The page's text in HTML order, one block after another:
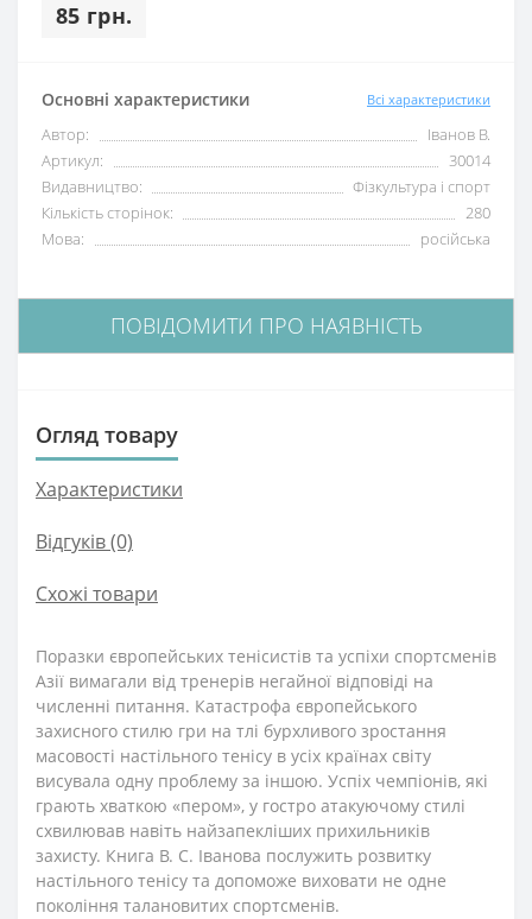
85 грн.
Основні характеристики Всі характеристики
Автор:
Іванов В.
Артикул:
30014
Видавництво:
Фізкультура і спорт
Кількість сторінок:
280
Мова:
російська
ПОВІДОМИТИ ПРО НАЯВНІСТЬ
Огляд товару
Характеристики
Відгуків (0)
Схожі товари
Поразки європейських тенісистів та успіхи спортсменів
Азії вимагали від тренерів негайної відповіді на
численні питання. Катастрофа європейського
захисного стилю гри на тлі бурхливого зростання
масовості настільного тенісу в усіх країнах світу
висувала одну проблему за іншою. Успіх чемпіонів, які
грають хваткою «пером», у гостро атакуючому стилі
схвилював навіть найзапекліших прихильників
захисту. Книга В. С. Іванова послужить розвитку
настільного тенісу та допоможе виховати не одне
покоління талановитих спортсменів.